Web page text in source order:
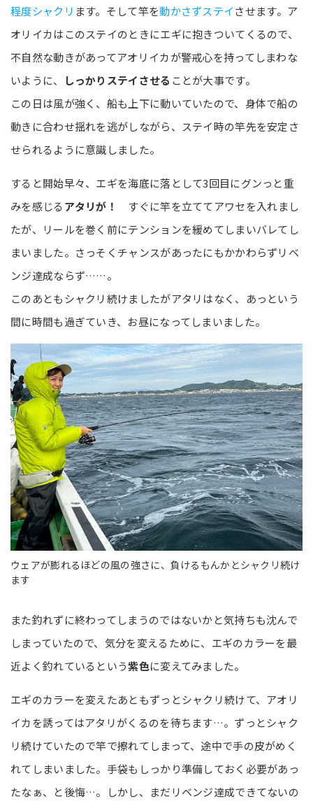
程度シャクリ ます。そして竿を動かさずステイさせます。ア
オリイカはこのステイのときにエギに抱きついてくるので、
不自然な動きがあってアオリイカが警戒心を持ってしまわな
いように、
しっかりステイさせる ことが大事です。
この日は風が強く、船も上下に動いていたので、身体で船の
動きに合わせ揺れを逃がしながら、ステイ時の竿先を安定さ
せられるように意識しました。
すると開始早々、エギを海底に落として3回目にグンっと重
みを感じる アタリが！
すぐに竿を立ててアワセを入れまし
たが、リールを巻く前にテンションを緩めてしまいバレてし
まいました。さっそくチャンスがあったにもかかわらずリベ
ンジ達成ならず……。
このあともシャクリ続けましたがアタリはなく、あっという
間に時間も過ぎていき、お昼になってしまいました。
ウェアが膨れるほどの風の強さに、負けるもんかとシャクリ続け
ます
また釣れずに終わってしまうのではないかと気持ちも沈んで
しまっていたので、気分を変えるために、エギのカラーを最
近よく釣れているという紫色に変えてみました。
エギのカラーを変えたあともずっとシャクリ続けて、アオリ
イカを誘ってはアタリがくるのを待ちます…。ずっとシャク
リ続けていたので竿で擦れてしまって、途中で手の皮がめく
れてしまいました。手袋もしっかり準備しておく必要があっ
たなぁ、と後悔…。しかし、まだリベンジ達成できてないの